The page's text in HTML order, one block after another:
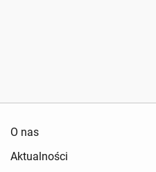
O nas
Aktualności